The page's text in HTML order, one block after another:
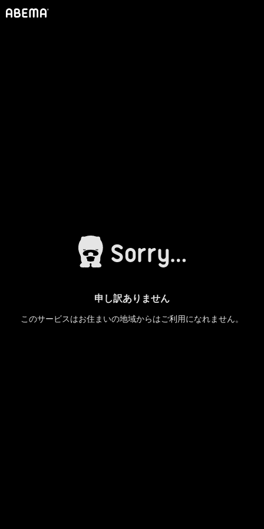
申し訳ありません
このサービスはお住まいの地域からはご利用になれません。